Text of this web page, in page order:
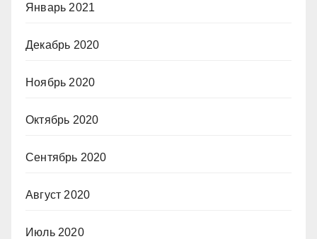
Январь 2021
Декабрь 2020
Ноябрь 2020
Октябрь 2020
Сентябрь 2020
Август 2020
Июль 2020